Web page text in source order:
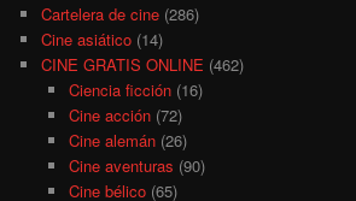
Cartelera de cine (286)
Cine asiático (14)
CINE GRATIS ONLINE (462)
Ciencia ficción(16)
Cine acción(72)
Cine alemán(26)
Cine aventuras (90)
Cine bélico(65)